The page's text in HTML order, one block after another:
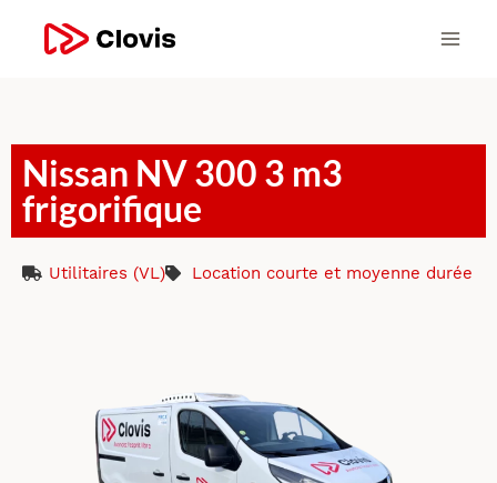
Nissan NV 300 3 m3
frigorifique
Utilitaires (VL) Location courte et moyenne durée